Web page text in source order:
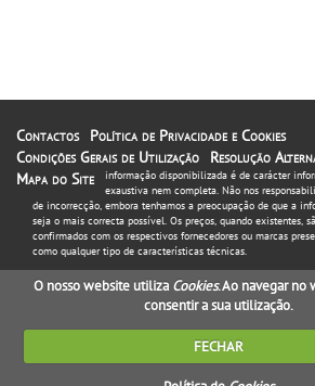
Contactos
Política de Privacidade e Cookies
Condições Gerais de Utilização
Resolução
Mapa do Site
informação disponibilizada é de carácter
exaustiva nem completa. Não nos
de incorrecção, embora tenhamos a preocupação de que a
seja o mais correcta possível. Os preços, quando existentes,
confirmados com os respectivos fornecedores ou marcas
como qualquer tipo de características técnicas.
O nosso website utiliza Cookies. Ao navegar no
consentir a sua utilização.
FECHAR